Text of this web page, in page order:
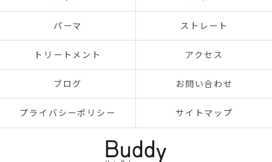
パーマ ストレート
トリートメント アクセス
ブログ お問い合わせ
プライバシーポリシー サイトマップ